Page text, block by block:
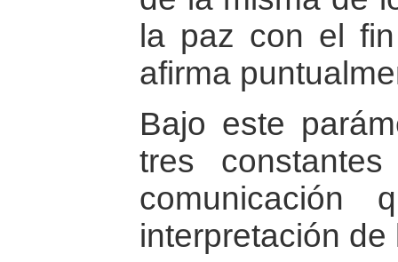
la paz con el
afirma
Bajo este
tres
comunicación
interpretación de